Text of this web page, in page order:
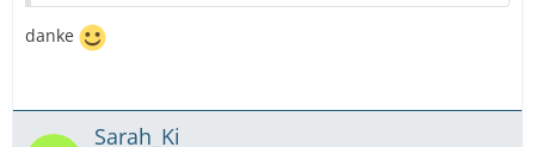
danke
Sarah_Ki